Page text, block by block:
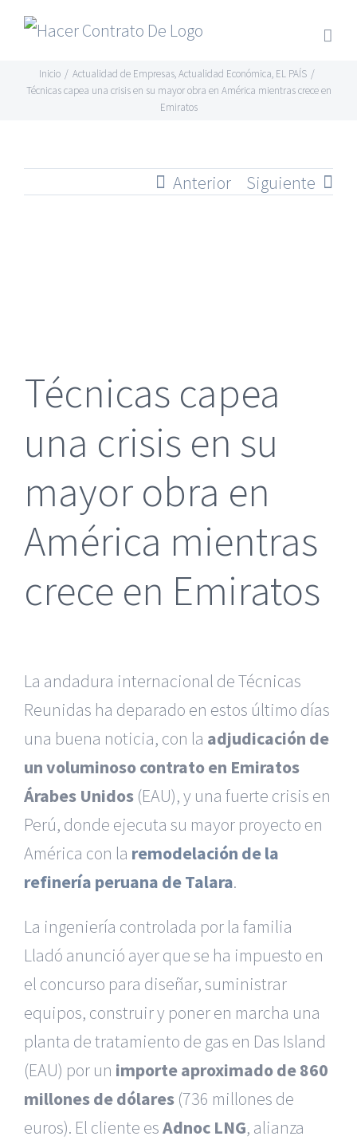
Skip
content
Inicio / Actualidad de Empresas,Actualidad Económica, EL PAÍS /
Técnicas capea una crisis en su mayor obra en América mientras crece en
Emiratos
Anterior Siguiente
Técnicas capea
una crisis en su
mayor obra en
América mientras
crece en Emiratos
La andadura internacional de Técnicas
Reunidas ha deparado en estos último días
una buena noticia, con la adjudicación de
un voluminoso contrato en Emiratos
Árabes Unidos (EAU), y una fuerte crisis en
Perú, donde ejecuta su mayor proyecto en
América con la remodelación de la
refinería peruana de Talara.
La ingeniería controlada por la familia
Lladó anunció ayer que se ha impuesto en
el concurso para diseñar, suministrar
equipos, construir y poner en marcha una
planta de tratamiento de gas en Das Island
(EAU) por un importe aproximado de 860
millones de dólares (736 millones de
euros). El cliente esAdnoc LNG, alianza